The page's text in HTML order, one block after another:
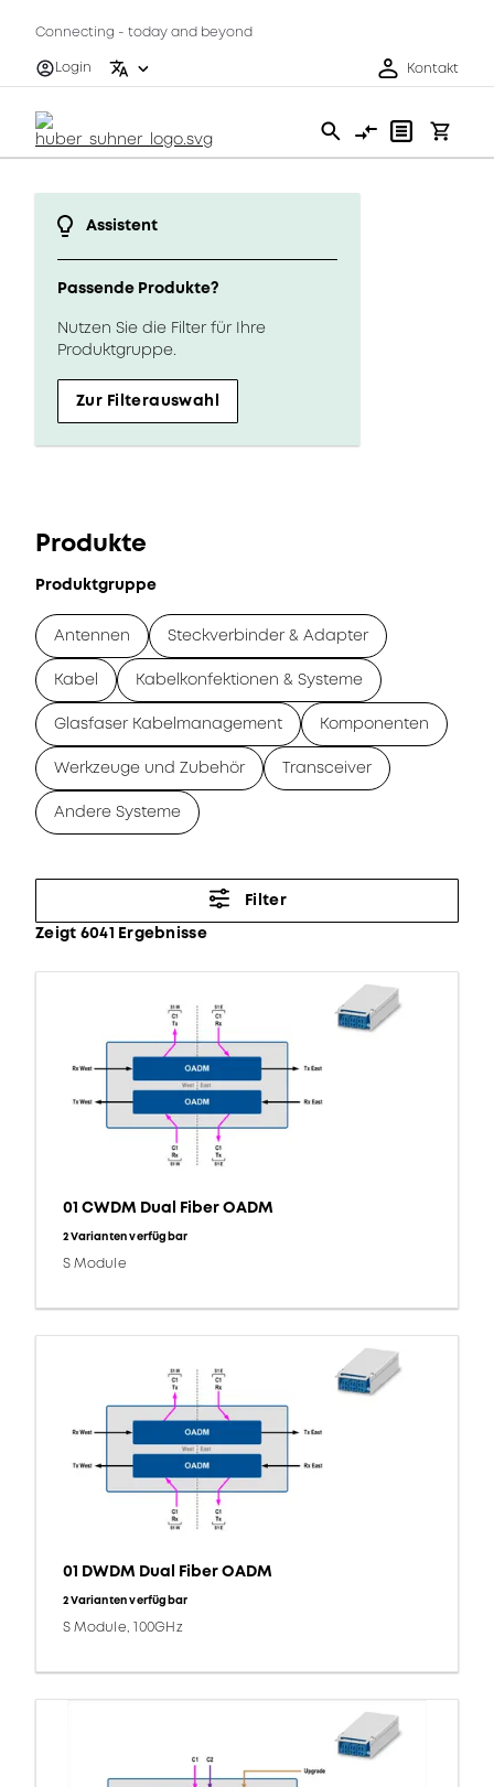
Connecting - today and beyond
Login
Kontakt
Assistent
Passende Produkte?
Nutzen Sie die Filter für Ihre
Produktgruppe.
Zur Filterauswahl
Produkte
Produktgruppe
Antennen Steckverbinder & Adapter
Kabel Kabelkonfektionen & Systeme
Glasfaser Kabelmanagement Komponenten
Werkzeuge und Zubehör Transceiver
Andere Systeme
Filter
Zeigt 6041 Ergebnisse
01 CWDM Dual Fiber OADM
2 Varianten verfügbar
S Module
01 DWDM Dual Fiber OADM
2 Varianten verfügbar
S Module, 100GHz